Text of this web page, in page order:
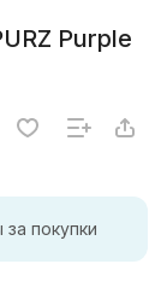
Purple
покупки